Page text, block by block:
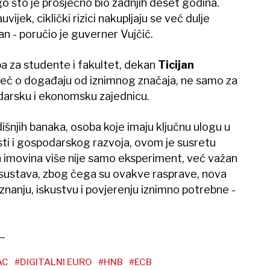
što je prosječno bio zadnjih deset godina.
ciklički rizici nakupljaju se već dulje
- poručio je guverner Vujčić.
za studente i fakultet, dekan Ticijan
o događaju od iznimnog značaja, ne samo za
i ekonomsku zajednicu.
banaka, osoba koje imaju ključnu ulogu u
i gospodarskog razvoja, ovom je susretu
više nije samo eksperiment, već važan
zbog čega su ovakve rasprave, nova
iskustvu i povjerenju iznimno potrebne -
#DIGITALNI EURO #HNB #ECB